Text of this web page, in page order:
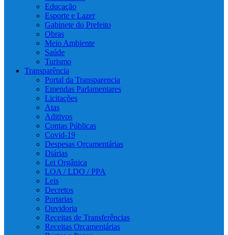
Educação
Esporte e Lazer
Gabinete do Prefeito
Obras
Meio Ambiente
Saúde
Turismo
Transparência
Portal da Transparencia
Emendas Parlamentares
Licitações
Atas
Aditivos
Contas Públicas
Covid-19
Despesas Orçamentárias
Diárias
Lei Orgânica
LOA / LDO / PPA
Leis
Decretos
Portarias
Ouvidoria
Receitas de Transferências
Receitas Orçamentárias